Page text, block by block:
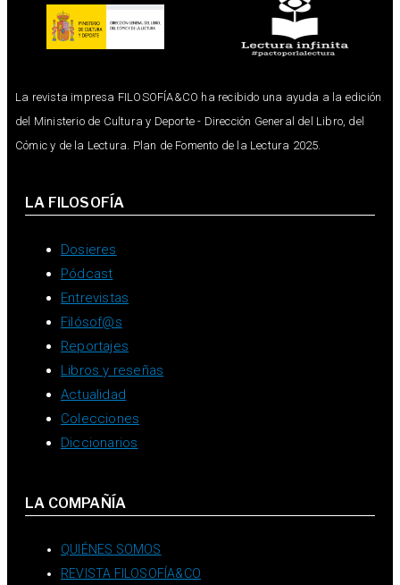
La revista impresa FILOSOFÍA&CO ha recibido una ayuda a la edición
del Ministerio de Cultura y Deporte - Dirección General del Libro, del
Cómic y de la Lectura. Plan de Fomento de la Lectura 2025.
LA FILOSOFÍA
Dosieres
Pódcast
Entrevistas
Filósof@s
Reportajes
Libros y reseñas
Actualidad
Colecciones
Diccionarios
LA COMPAÑÍA
QUIÉNES SOMOS
REVISTA FILOSOFÍA&CO